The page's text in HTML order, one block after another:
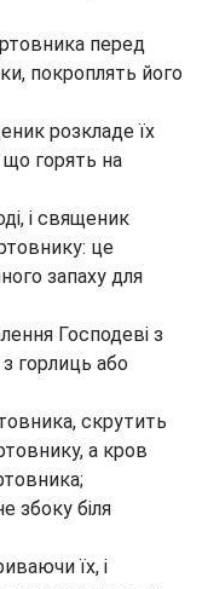
перед
покроплять його
розкладе їх
горять на
і священик
це
запаху для
Господеві з
горлиць або
скрутить
а кров
збоку біля
їх, і